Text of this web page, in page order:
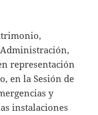
representación
en la Sesión de
y
instalaciones